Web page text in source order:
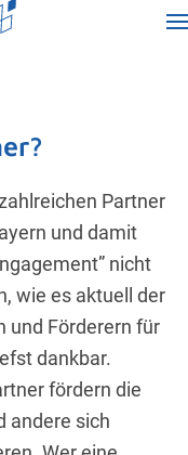
Partner
und damit
nicht
wie es aktuell der
und Förderern für
dankbar.
fördern die
andere sich